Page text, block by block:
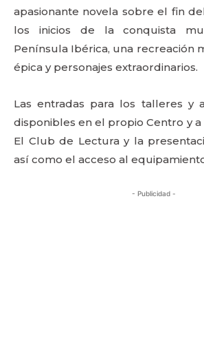
apasionante novela sobre el fin
los inicios de la conquista
Península Ibérica, una recreación
épica y personajes extraordinarios.
Las entradas para los talleres y
disponibles en el propio Centro y a
El Club de Lectura y la
así como el acceso al
- Publicidad -